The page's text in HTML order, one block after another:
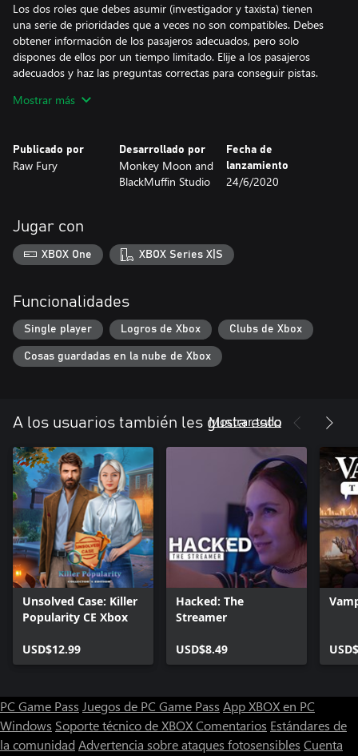
Los dos roles que debes asumir (investigador y taxista) tienen
una serie de prioridades que a veces no son compatibles. Debes
obtener información de los pasajeros adecuados, pero solo
dispones de ellos por un tiempo limitado. Elije a los pasajeros
adecuados y haz las preguntas correctas para conseguir pistas.
sospechosos... Pero nunca olvides que tu vida está en juego.
Date prisa, el reloj y el taxímetro no se detienen...
Mostrar más
Publicado por
Raw Fury
Desarrollado por
Monkey Moon and
BlackMuffin Studio
Fecha de
lanzamiento
24/6/2020
Jugar con
XBOX One XBOX Series X|S
Funcionalidades
Single player Logros de Xbox Clubs de Xbox
Cosas guardadas en la nube de Xbox
A los usuarios también les gusta esto
Mostrar todo
Unsolved Case: Killer
Popularity CE Xbox
USD$12.99
Hacked: The
Streamer
USD$8.49
PC Game Pass Juegos de PC Game Pass App XBOX en PC
Windows Soporte técnico de XBOXComentarios Estándares de
la comunidad Advertencia sobre ataques fotosensibles Cuenta